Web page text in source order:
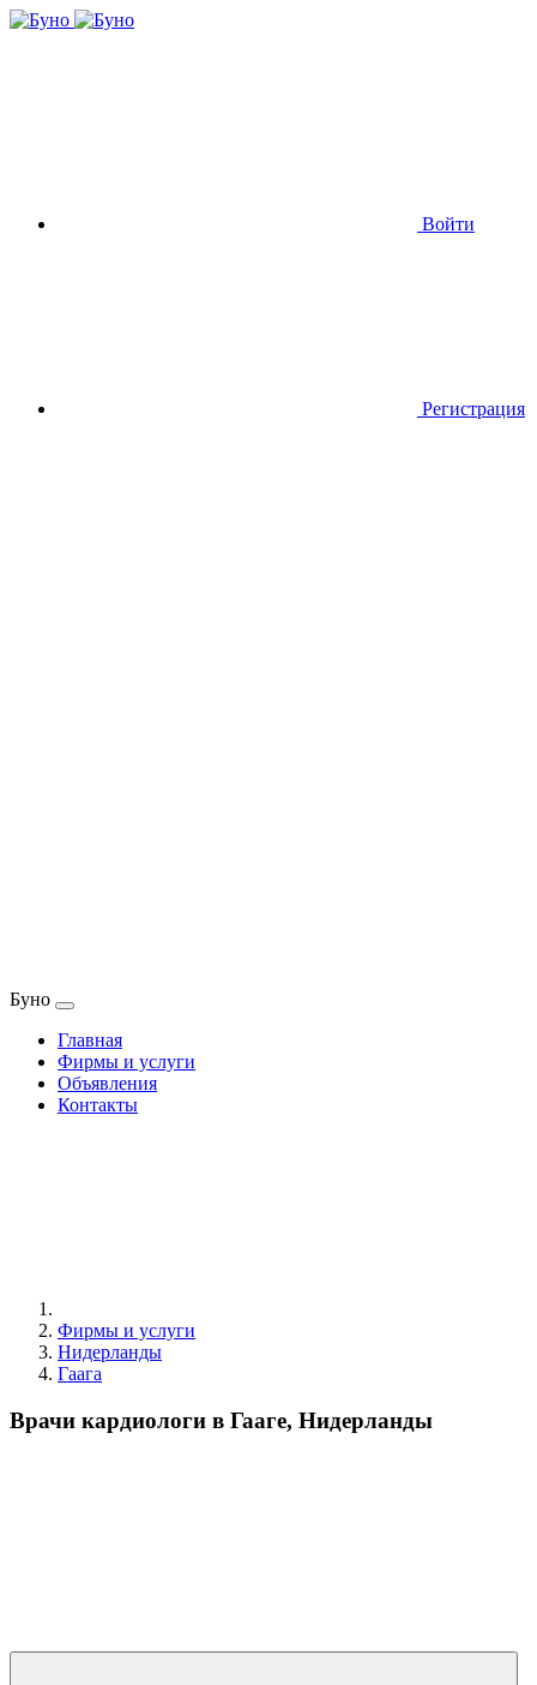
Войти
Регистрация
Буно
Главная
Фирмы и услуги
Объявления
Контакты
Фирмы и услуги
Нидерланды
Гаага
Врачи кардиологи в Гааге, Нидерланды